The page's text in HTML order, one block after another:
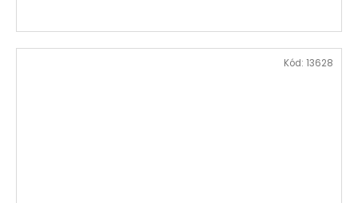
Kód: 13628